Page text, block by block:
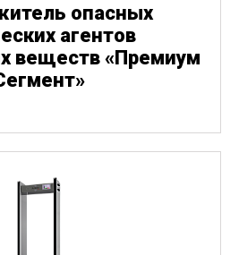
опасных
агентов
веществ «Премиум